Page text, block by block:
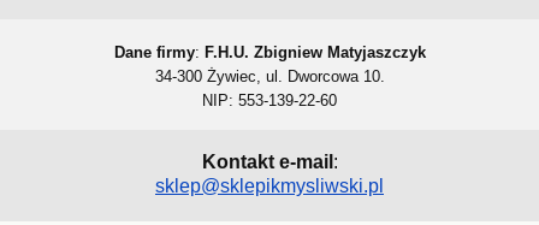
Dane firmy: F.H.U. Zbigniew Matyjaszczyk
34-300 Żywiec, ul. Dworcowa 10.
NIP: 553-139-22-60
Kontakt e-mail :
sklep@sklepikmysliwski.pl